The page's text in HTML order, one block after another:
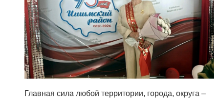
Главная сила любой территории, города, округа –